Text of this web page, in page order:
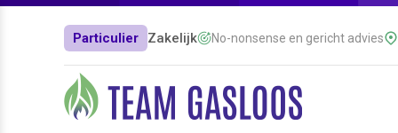
Particulier Zakelijk No-nonsense en gericht advies